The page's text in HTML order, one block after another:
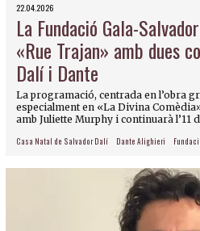
22.04.2026
La Fundació Gala-
«Rue Trajan» amb dues
Dalí i Dante
La programació, centrada en l’obra
especialment en «La Divina
amb Juliette Murphy i continuarà l’11
Casa Natal de Salvador Dalí Dante Alighieri